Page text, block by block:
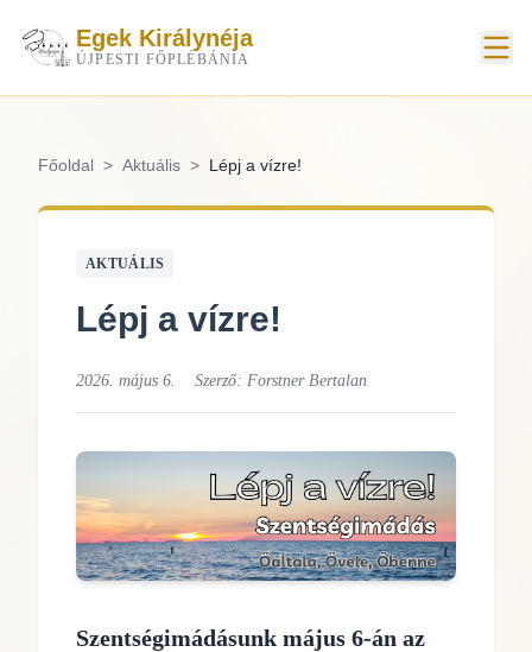
Egek Királynéja
ÚJPESTI FŐPLÉBÁNIA
Főoldal > Aktuális > Lépj a vízre!
AKTUÁLIS
Lépj a vízre!
2026. május 6. Szerző: Forstner Bertalan
Szentségimádásunk május 6-án az